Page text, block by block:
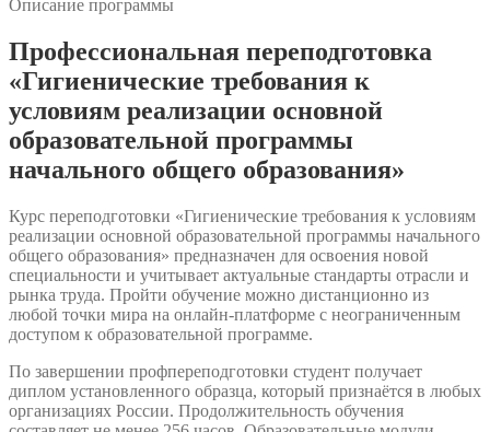
Описание программы
Профессиональная переподготовка
«Гигиенические требования к
условиям реализации основной
образовательной программы
начального общего образования»
Курс переподготовки «Гигиенические требования к условиям
реализации основной образовательной программы начального
общего образования» предназначен для освоения новой
специальности и учитывает актуальные стандарты отрасли и
рынка труда. Пройти обучение можно дистанционно из
любой точки мира на онлайн-платформе с неограниченным
доступом к образовательной программе.
По завершении профпереподготовки студент получает
диплом установленного образца, который признаётся в любых
организациях России. Продолжительность обучения